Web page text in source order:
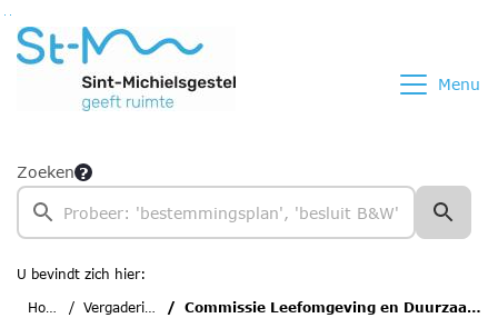
Ga naar de inhoud van deze pagina
Ga naar het zoeken
Ga naar het menu
Menu
Zoeken
U bevindt zich hier:
Home
Vergaderingen Commissie Leefomgeving en Duurzaamheid SMG